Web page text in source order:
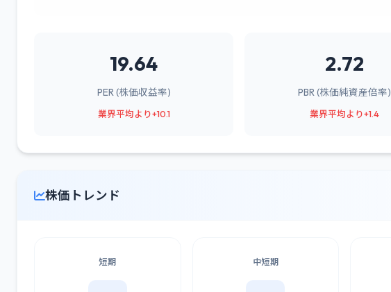
19.64
PER (株価収益率)
業界平均より+10.1
2.72
PBR (株価純資産倍率)
業界平均より+1.4
株価トレンド
短期 中短期